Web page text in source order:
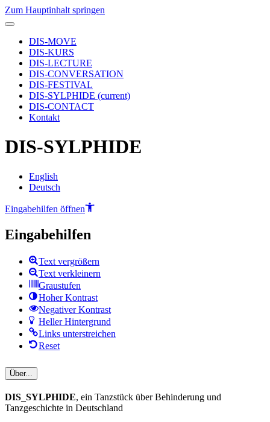
Zum Hauptinhalt springen
DIS-MOVE
DIS-KURS
DIS-LECTURE
DIS-CONVERSATION
DIS-FESTIVAL
DIS-SYLPHIDE (current)
DIS-CONTACT
Kontakt
DIS-SYLPHIDE
English
Deutsch
Eingabehilfen öffnen
Eingabehilfen
Text vergrößern
Text verkleinern
Graustufen
Hoher Kontrast
Negativer Kontrast
Heller Hintergrund
Links unterstreichen
Reset
Über...
DIS_SYLPHIDE, ein Tanzstück über Behinderung und
Tanzgeschichte in Deutschland